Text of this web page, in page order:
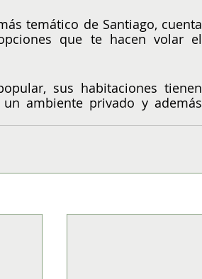
temático de Santiago, cuenta
que te hacen volar el
sus habitaciones tienen
ambiente privado y además